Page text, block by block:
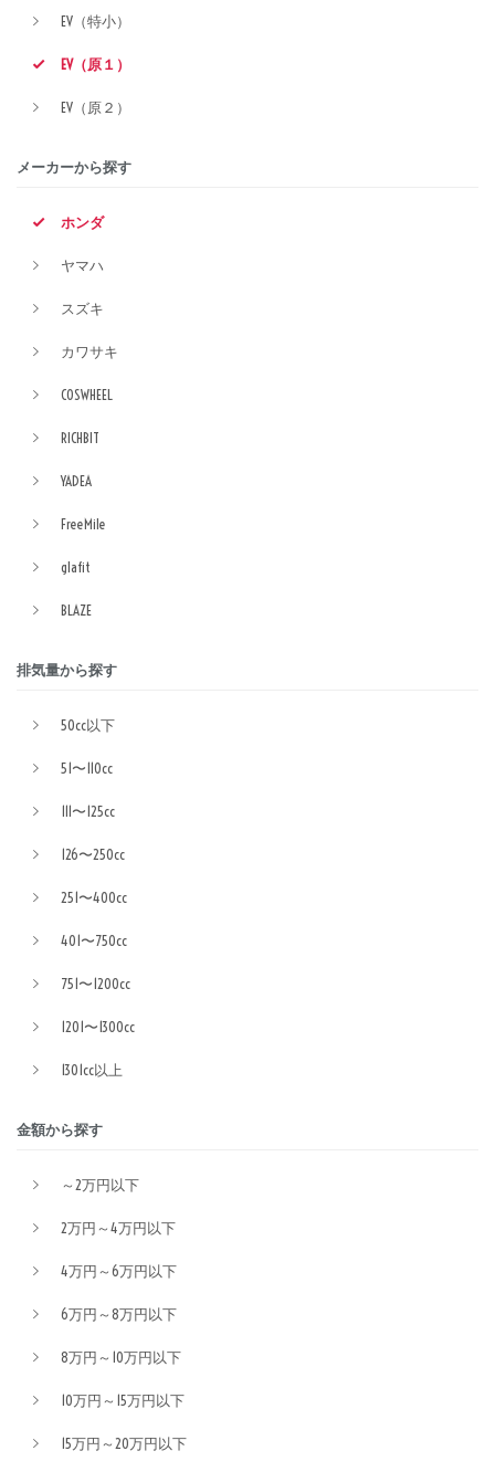
EV（特小）
EV（原１）
EV（原２）
メーカーから探す
ホンダ
ヤマハ
スズキ
カワサキ
COSWHEEL
RICHBIT
YADEA
FreeMile
glafit
BLAZE
排気量から探す
50cc以下
51〜110cc
111〜125cc
126〜250cc
251〜400cc
401〜750cc
751〜1200cc
1201〜1300cc
1301cc以上
金額から探す
～2万円以下
2万円～4万円以下
4万円～6万円以下
6万円～8万円以下
8万円～10万円以下
10万円～15万円以下
15万円～20万円以下